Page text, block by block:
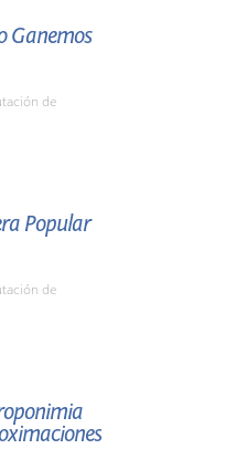
Ganemos
de
Popular
de